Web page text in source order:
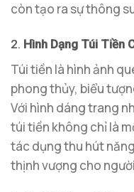
còn tạo ra sự thông
2. Hình Dạng Túi Tiền
Túi tiền là hình ảnh
phong thủy, biểu
Với hình dáng trang
túi tiền không chỉ là
tác dụng thu hút
thịnh vượng cho